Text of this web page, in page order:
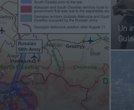
Un